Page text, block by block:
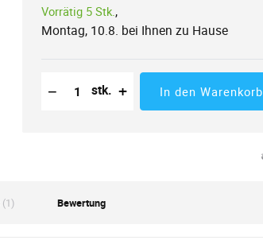
Vorrätig 5 Stk. ,
Montag, 10.8. bei Ihnen zu Hause
−
Reduzierung der Menge
Anzahl der Stücke
stk. + In den Warenkorb
(1) Bewertung